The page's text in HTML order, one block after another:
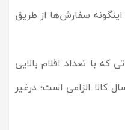
سفارش‌ها از طریق
با تعداد اقلام بالایی
کالا الزامی است؛ درغیر